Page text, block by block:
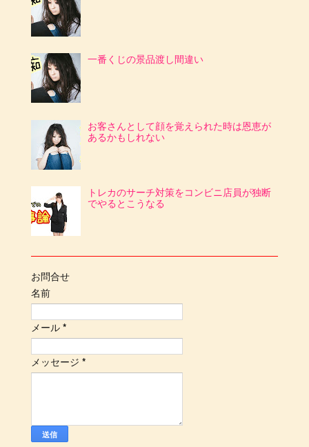
一番くじの景品渡し間違い
お客さんとして顔を覚えられた時は恩恵が
あるかもしれない
トレカのサーチ対策をコンビニ店員が独断
でやるとこうなる
お問合せ
名前
メール *
メッセージ *